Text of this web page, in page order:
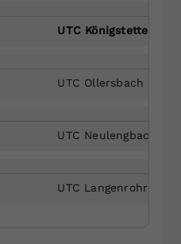
UTC Königstetten 2
UTC Ollersbach 5
UTC Neulengbach 2
UTC Langenrohr 3